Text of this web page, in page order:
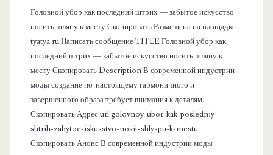
Головной убор как последний штрих — забытое искусство
носить шляпу к месту Скопировать Размещена на площадке
tyatya.ru Написать сообщение TITLE Головной убор как
последний штрих — забытое искусство носить шляпу к
месту Скопировать Description В современной индустрии
моды создание по-настоящему гармоничного и
завершенного образа требует внимания к деталям.
Скопировать Адрес url golovnoy-ubor-kak-posledniy-
shtrih-zabytoe-iskusstvo-nosit-shlyapu-k-mestu
Скопировать Анонс В современной индустрии моды